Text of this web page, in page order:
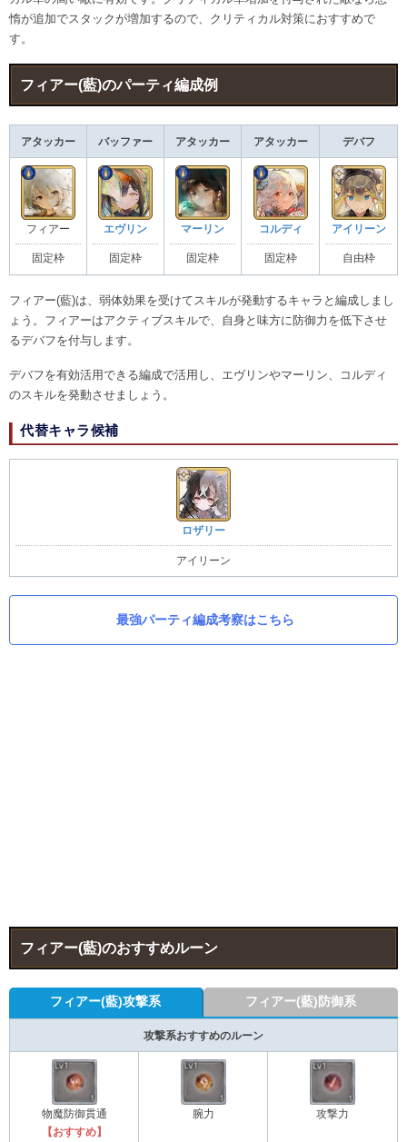
惰が追加でスタックが増加するので、クリティカル対策におすすめで
す。
フィアー(藍)のパーティ編成例​
アタッカー バッファー アタッカー アタッカー デバフ
フィアー
固定枠
エヴリン
固定枠
マーリン
固定枠
コルディ
固定枠
アイリーン
自由枠
フィアー(藍)は、弱体効果を受けてスキルが発動するキャラと編成しまし
ょう。フィアーはアクティブスキルで、自身と味方に防御力を低下させ
るデバフを付与します。
デバフを有効活用できる編成で活用し、エヴリンやマーリン、コルディ
のスキルを発動させましょう。
代替キャラ候補
ロザリー
アイリーン
最強パーティ編成考察はこちら
フィアー(藍)のおすすめルーン
フィアー(藍)攻撃系 フィアー(藍)防御系
攻撃系おすすめのルーン
物魔防御貫通
【おすすめ】
腕力 攻撃力